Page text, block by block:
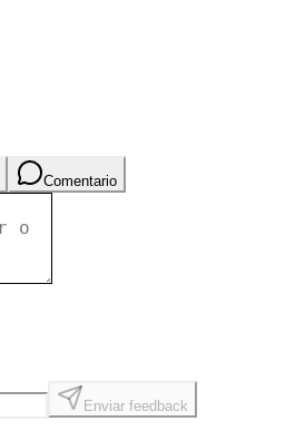
Comentario
Enviar feedback